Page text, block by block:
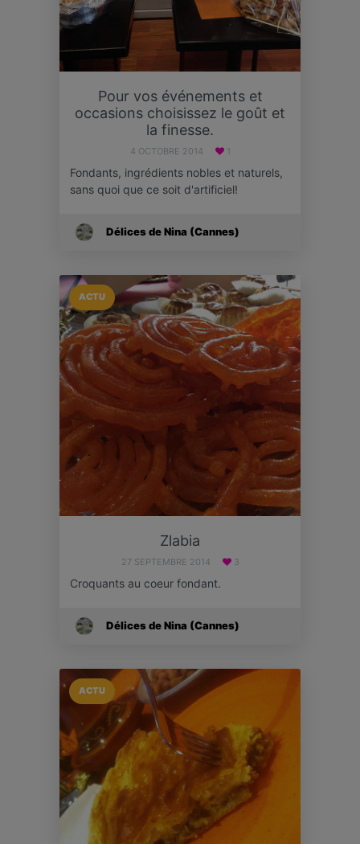
Pour vos événements et
occasions choisissez le goût et
la finesse.
4 OCTOBRE 2014 1
Fondants, ingrédients nobles et naturels,
sans quoi que ce soit d'artificiel!
Délices de Nina (Cannes)
ACTU
Zlabia
27 SEPTEMBRE 2014 3
Croquants au coeur fondant.
Délices de Nina (Cannes)
ACTU